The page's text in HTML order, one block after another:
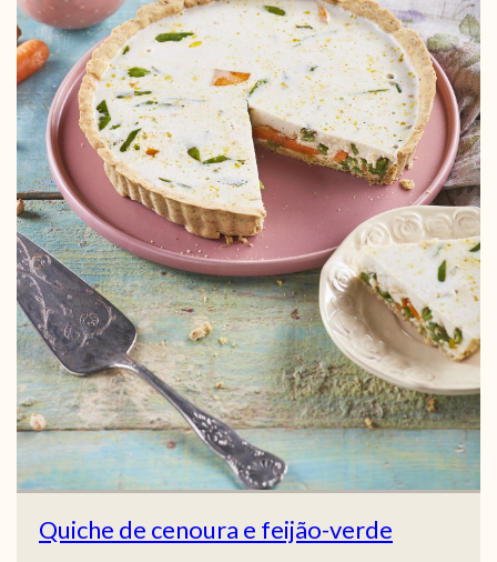
Quiche de cenoura e feijão-verde